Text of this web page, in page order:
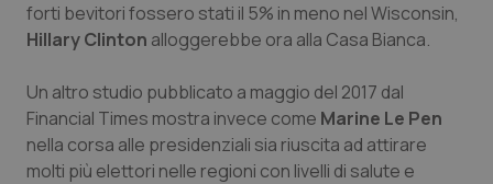
Psoriasi & pelle
Quotidiano Cardiologia
Quotidiano Chirurgia
forti bevitori fossero stati il 5% in meno nel Wisconsin,
Hillary Clinton alloggerebbe ora alla Casa Bianca.
Un altro studio pubblicato a maggio del 2017 dal
Financial Times mostra invece come Marine Le Pen
nella corsa alle presidenziali sia riuscita ad attirare
molti più elettori nelle regioni con livelli di salute e